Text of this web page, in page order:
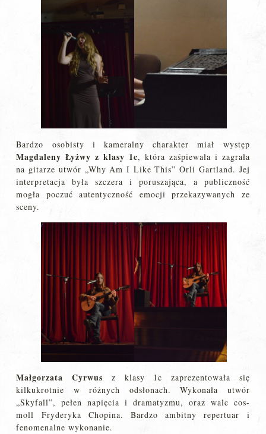
Bardzo osobisty i kameralny charakter miał występ
Magdaleny Łyżwy z klasy 1c, która zaśpiewała i zagrała
na gitarze utwór „Why Am I Like This” Orli Gartland. Jej
interpretacja była szczera i poruszająca, a publiczność
mogła poczuć autentyczność emocji przekazywanych ze
sceny.
Małgorzata Cyrwus z klasy 1c zaprezentowała się
kilkukrotnie w różnych odsłonach. Wykonała utwór
„Skyfall”, pełen napięcia i dramatyzmu, oraz walc cos-
moll Fryderyka Chopina. Bardzo ambitny repertuar i
fenomenalne wykonanie.